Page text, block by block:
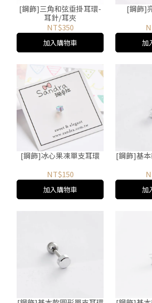
[鋼飾]三角和弦垂掛耳環-
耳針/耳夾
NT$350
加入購物車
[鋼飾]
加
[鋼飾]冰心果凍單支耳環
NT$150
加入購物車
[鋼飾]基
加